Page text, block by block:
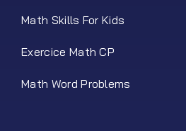
Math Skills For Kids
Exercice Math CP
Math Word Problems